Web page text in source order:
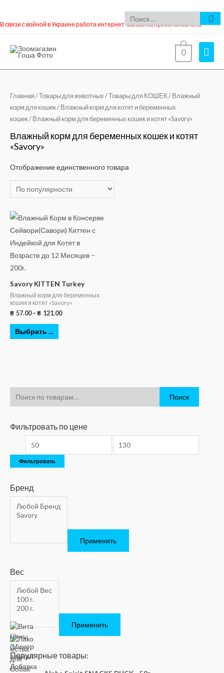
В связи с войной в Украине работа интернет-магазина приостановлена
0
Поиск
Фильтровать по цене
Фильтровать
Бренд
Применить
Вес
Применить
Популярные товары:
Главная /Товары для животных /Товары для КОШЕК / Влажный
корм для кошек/ Влажный корм для котят и беременных
кошек/ Влажный корм для беременных кошек и котят «Savory»
Влажный корм для беременных кошек и котят
«Savory»
Отображение единственного товара
Savory KITTEN Turkey
Влажный корм для беременных
кошек и котят «Savory»
₴ 57.00– ₴ 121.00
Выбрать ...